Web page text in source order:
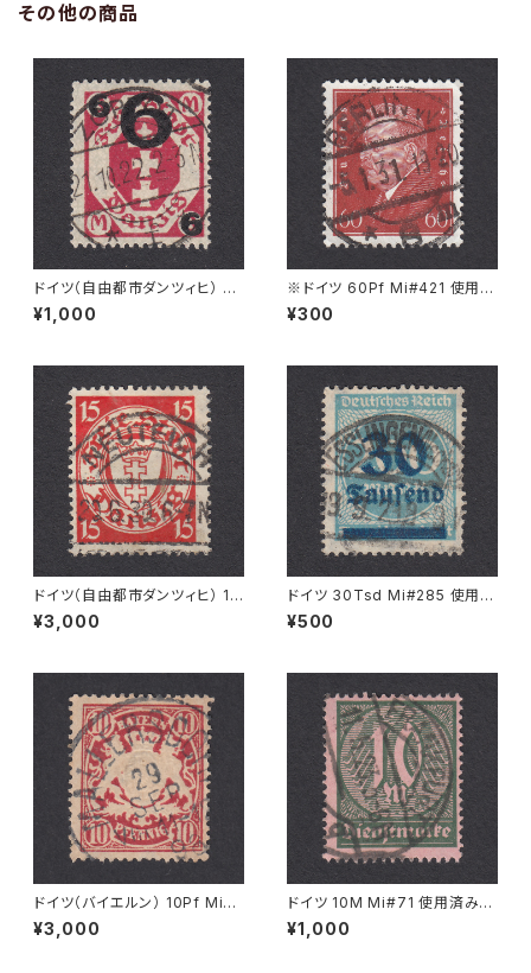
その他の商品
ドイツ（自由都市ダンツィヒ） 6
Ｍ Mi#106 使用済み切手｜ZO
PPOT 21.10.1922
¥1,000
※ドイツ 60Pf Mi#421 使用済
み切手｜BERLIN 5.1.1931
¥300
ドイツ（自由都市ダンツィヒ） 15
Pf Mi#214 使用済み切手｜NE
UTEICH 20.6.1930
¥3,000
ドイツ 30Tsd Mi#285 使用済
み切手｜ESSLINGEN (Necka
r) 19.9.1923
¥500
ドイツ（バイエルン） 10Pf Mi#5
6 B 使用済み切手｜MALLERS
DORF 29.SEP.1898
¥3,000
ドイツ 10M Mi#71 使用済み切
手｜FRANKFURT 11.5.1923
¥1,000